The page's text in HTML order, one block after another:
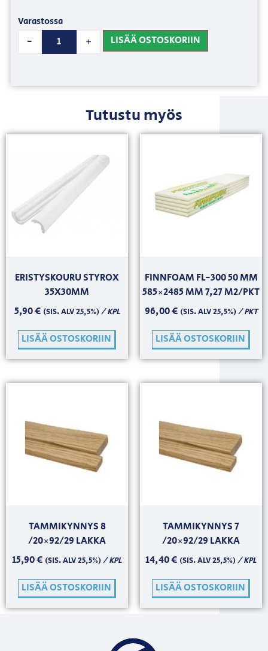
Varastossa
- + LISÄÄ OSTOSKORIIN
Tutustu myös
ERISTYSKOURU STYROX
35X30MM
5,90€ (SIS. ALV 25,5%)/ KPL
LISÄÄ OSTOSKORIIN
FINNFOAM FL-300 50 MM
585×2485 MM 7,27 M2/PKT
96,00€ (SIS. ALV 25,5%)/ PKT
LISÄÄ OSTOSKORIIN
TAMMIKYNNYS 8
/20×92/29 LAKKA
15,90€ (SIS. ALV 25,5%)/ KPL
LISÄÄ OSTOSKORIIN
TAMMIKYNNYS 7
/20×92/29 LAKKA
14,40€ (SIS. ALV 25,5%)/ KPL
LISÄÄ OSTOSKORIIN